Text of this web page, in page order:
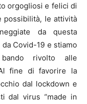
orgogliosi e felici di
possibilità, le attività
da questa
Covid-19 e stiamo
rivolto alle
fine di favorire la
dal lockdown e
dal virus “made in